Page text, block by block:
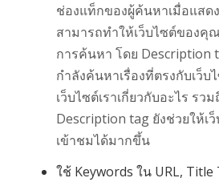
ช่องแท็กของผู้ค้นหาเมื่อแสด
สามารถทำให้เว็บไซต์ของคุ
การค้นหา โดย Description
กำลังค้นหาเรื่องที่ตรงกับเว็
เว็บไซต์เราเกี่ยวกับอะไร รว
Description tag ยังช่วยให้
เข้าชมได้มากขึ้น
ใช้ Keywords ใน URL,